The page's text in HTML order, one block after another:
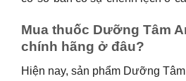
Mua thuốc Dưỡng Tâm
chính hãng ở đâu?
Hiện nay, sản phẩm Dưỡng